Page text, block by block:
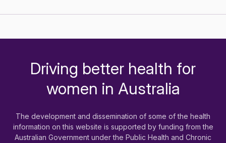
Driving better health for
women in Australia
The development and dissemination of some of the health
information on this website is supported by funding from the
Australian Government under the Public Health and Chronic